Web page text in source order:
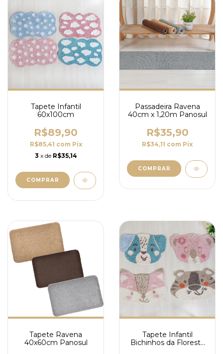
Tapete Infantil
60x100cm
R$89,90
R$85,41 com Pix
3 x de R$35,14
COMPRAR
Passadeira Ravena
40cm x 1,20m Panosul
R$35,90
R$34,11 com Pix
COMPRAR
Tapete Ravena
40x60cm Panosul
Tapete Infantil
Bichinhos da Floresta